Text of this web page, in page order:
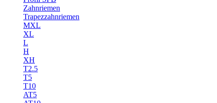
Zahnriemen
Trapezzahnriemen
MXL
XL
L
H
XH
T2.5
T5
T10
AT5